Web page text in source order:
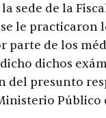
sede de la
le practicaron
parte de los
dichos
del presunto
Público